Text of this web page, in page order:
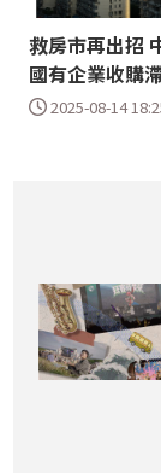
救房市再出招
國有企業收購
2025-08-14